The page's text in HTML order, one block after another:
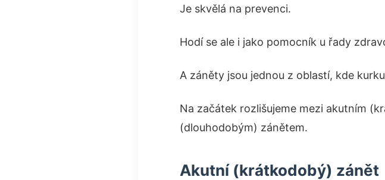
Je skvělá na prevenci.
Hodí se ale i jako pomocník u řady
A záněty jsou jednou z oblastí, kde
Na začátek rozlišujeme mezi akutním
(dlouhodobým) zánětem.
Akutní (krátkodobý) zánět